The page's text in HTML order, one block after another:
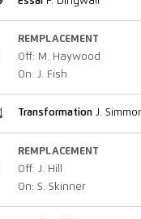
REMPLACEMENT
Off: M. Haywood
On: J. Fish
TransformationJ.
REMPLACEMENT
Off: J. Hill
On: S. Skinner